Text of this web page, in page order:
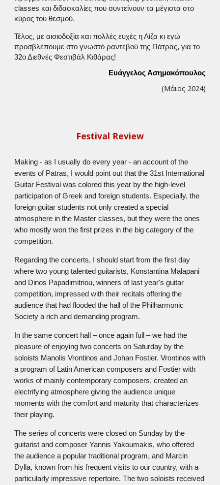
classes και διδασκαλίες που συντείνουν τα μέγιστα στο
κύρος του θεσμού.
Τέλος, με αισιοδοξία και πολλές ευχές η Λίζα κι εγώ
προσβλέπουμε στο γνωστό ραντεβού της Πάτρας, για το
32ο Διεθνές Φεστιβάλ Κιθάρας!
Ευάγγελος Ασημακόπουλος
(Mάιος 2024)
Festival Review
Making - as I usually do every year - an account of the
events of Patras, I would point out that the 31st International
Guitar Festival was colored this year by the high-level
participation of Greek and foreign students. Especially, the
foreign guitar students not only created a special
atmosphere in the Master classes, but they were the ones
who mostly won the first prizes in the big category of the
competition.
Regarding the concerts, I should start from the first day
where two young talented guitarists, Konstantina Malapani
and Dinos Papadimitriou, winners of last year's guitar
competition, impressed with their recitals offering the
audience that had flooded the hall of the Philharmonic
Society a rich and demanding program.
In the same concert hall – once again full – we had the
pleasure of enjoying two concerts on Saturday by the
soloists Manolis Vrontinos and Johan Fostier. Vrontinos with
a program of Latin American composers and Fostier with
works of mainly contemporary composers, created an
electrifying atmosphere giving the audience unique
moments with the comfort and maturity that characterizes
their playing.
The series of concerts were closed on Sunday by the
guitarist and composer Yannis Yakoumakis, who offered
the audience a popular traditional program, and Marcin
Dylla, known from his frequent visits to our country, with a
particularly impressive repertoire. The two soloists received